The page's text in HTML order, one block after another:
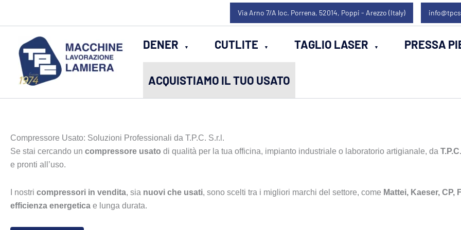
Via Arno 7/A loc. Porrena, 52014, Poppi - Arezzo (Italy)
DENER CUTLITE TAGLIO LASER PRESSA
ACQUISTIAMO IL TUO USATO
Compressore Usato: Soluzioni Professionali da T.P.C. S.r.l.
Se stai cercando un compressore usato di qualità per la tua officina, impianto industriale o laboratorio artigianale, da
e pronti all’uso.
I nostri compressori in vendita, sia nuovi che usati, sono scelti tra i migliori marchi del settore, come Mattei, Kaeser, CP,
efficienza energetica e lunga durata.